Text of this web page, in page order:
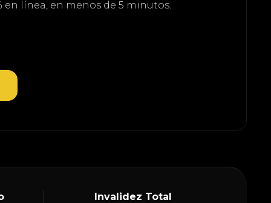
en línea, en menos de 5 minutos.
Invalidez Total